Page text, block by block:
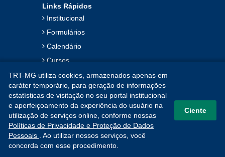
PUBLICAÇÕES
Links Rápidos
Institucional
Formulários
Calendário
Cursos
Publicações
Notícias
Contato
Mapa do Site
TRT-MG utiliza cookies, armazenados apenas em
caráter temporário, para geração de informações
estatísticas de visitação no seu portal institucional
e aperfeiçoamento da experiência do usuário na
utilização de serviços online, conforme nossas
Políticas de Privacidade e Proteção de Dados
Pessoais
. Ao utilizar nossos serviços, você
concorda com esse procedimento.
Ciente